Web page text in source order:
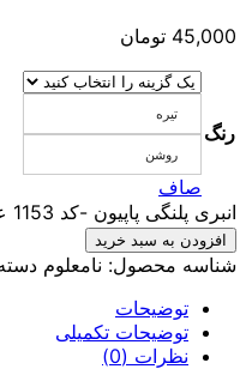
45,000 تومان
رنگ
تیره
روشن
صاف
انبری پلنگی پاپیون -کد 1153 عدد
افزودن به سبد خرید
شناسه محصول: نامعلوم
توضیحات
توضیحات تکمیلی
نظرات (0)